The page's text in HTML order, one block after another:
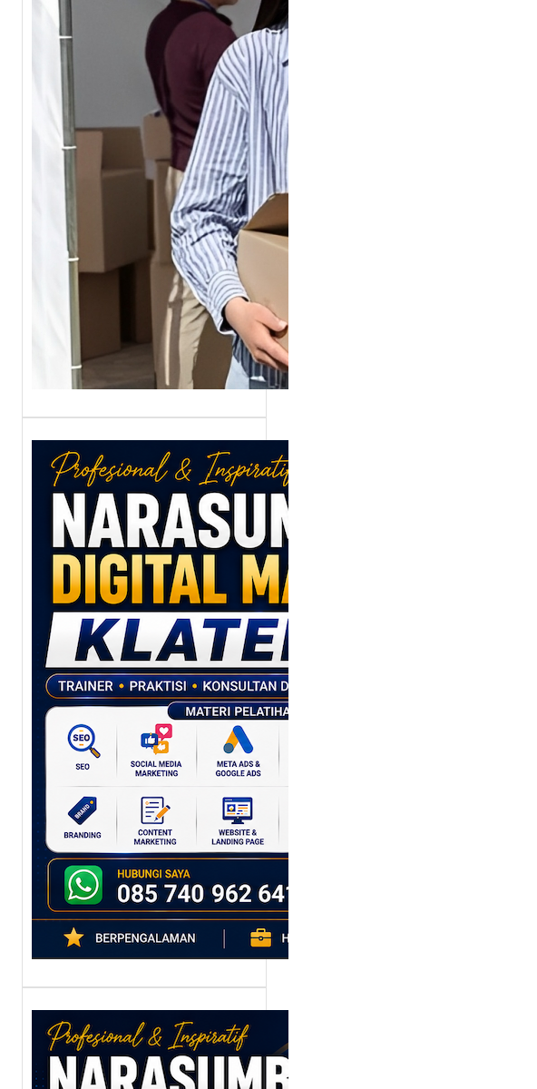
Tik Tok Buat
Jualan, Gimana
Strateginya ?
Baca Juga Cara
Berjualan Di Tiktokshop
TikTok menjadi tempat
Narasumber
Digital Marketing
Klaten: Membantu
UMKM dan SDM
Lokal Naik Kelas
Melalui Strategi
Digital
Setiap daerah memiliki
potensi ekonomi yang
berbeda, dan Klaten
adalah…